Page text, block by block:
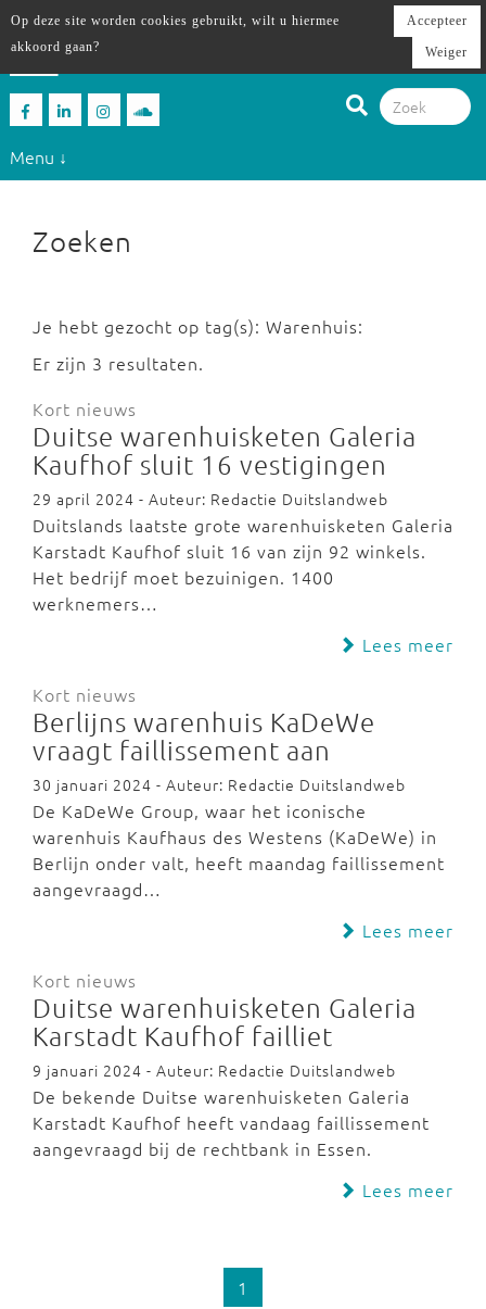
Menu ↓
Zoeken
Je hebt gezocht op tag(s): Warenhuis:
Er zijn 3 resultaten.
Kort nieuws
Duitse warenhuisketen Galeria
Kaufhof sluit 16 vestigingen
29 april 2024 - Auteur: Redactie Duitslandweb
Duitslands laatste grote warenhuisketen Galeria
Karstadt Kaufhof sluit 16 van zijn 92 winkels.
Het bedrijf moet bezuinigen. 1400
werknemers…
Lees meer
Kort nieuws
Berlijns warenhuis KaDeWe
vraagt faillissement aan
30 januari 2024 - Auteur: Redactie Duitslandweb
De KaDeWe Group, waar het iconische
warenhuis Kaufhaus des Westens (KaDeWe) in
Berlijn onder valt, heeft maandag faillissement
aangevraagd…
Lees meer
Kort nieuws
Duitse warenhuisketen Galeria
Karstadt Kaufhof failliet
9 januari 2024 - Auteur: Redactie Duitslandweb
De bekende Duitse warenhuisketen Galeria
Karstadt Kaufhof heeft vandaag faillissement
aangevraagd bij de rechtbank in Essen.
Lees meer
1
Op deze site worden cookies gebruikt, wilt u hiermee
akkoord gaan?
Accepteer
Weiger